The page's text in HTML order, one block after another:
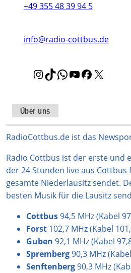
+49 355 48 39 94 5
info@radio-cottbus.de
I
t
a
g
a
m
T
o
k
W
s
A
p
Y
u
b
F
b
o
k
Über uns
RadioCottbus.de ist das
Radio Cottbus ist der erste und
der 24 Stunden live aus
gesamte Niederlausitz sendet.
besten Musik für die Lausitz
Cottbus94,5 MHz (Kabel
Forst 102,7 MHz (Kabel
Guben 92,1 MHz (Kabel
Spremberg90,3 MHz
Senftenberg90,3 MHz